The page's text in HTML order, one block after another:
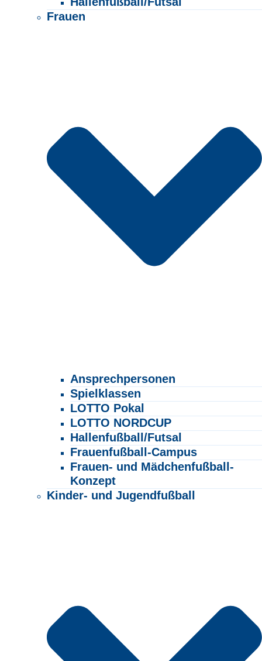
Frauen
Ansprechpersonen
Spielklassen
LOTTO Pokal
LOTTO NORDCUP
Hallenfußball/Futsal
Frauenfußball-Campus
Frauen- und Mädchenfußball-
Konzept
Kinder- und Jugendfußball